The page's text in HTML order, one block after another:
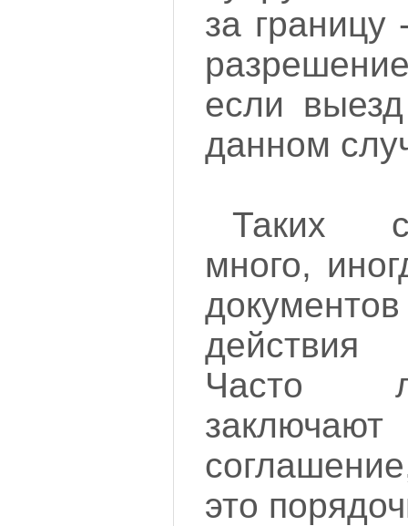
за границу
если
данном
Таких
много,
Часто
это